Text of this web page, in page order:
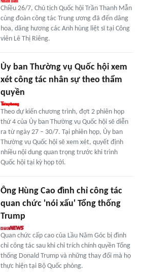
Chiều 26/7, Chủ tịch Quốc hội Trần Thanh Mẫn
cùng đoàn công tác Trung ương đã đến dâng
hoa, dâng hương các Anh hùng liệt sĩ tại Công
viên Lê Thị Riêng.
Ủy ban Thường vụ Quốc hội xem
xét công tác nhân sự theo thẩm
quyền
Theo dự kiến chương trình, đợt 2 phiên họp
thứ 4 của Ủy ban Thường vụ Quốc hội sẽ diễn
ra từ ngày 27 – 30/7. Tại phiên họp, Ủy ban
Thường vụ Quốc hội sẽ xem xét, quyết định
nhiều nội dung quan trọng trước khi trình
Quốc hội tại kỳ họp tới.
Ông Hùng Cao đình chỉ công tác
quan chức 'nói xấu' Tổng thống
Trump
Quan chức cấp cao của Lầu Năm Góc bị đình
chỉ công tác sau khi chỉ trích chính quyền Tổng
thống Donald Trump và những thay đổi mà họ
thực hiện tại Bộ Quốc phòng.